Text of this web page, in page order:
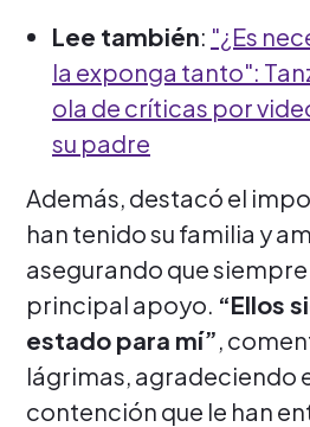
Lee también: "¿Es
la exponga tanto":
ola de críticas por
su padre
Además, destacó el
han tenido su familia y
asegurando que siempre
principal apoyo. “Ellos
estado para mí”,
lágrimas, agradeciendo
contención que le han